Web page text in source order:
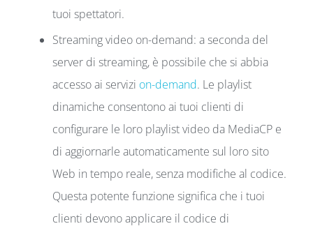
tuoi spettatori.
Streaming video on-demand: a seconda del
server di streaming, è possibile che si abbia
accesso ai servizi on-demand. Le playlist
dinamiche consentono ai tuoi clienti di
configurare le loro playlist video da MediaCP e
di aggiornarle automaticamente sul loro sito
Web in tempo reale, senza modifiche al codice.
Questa potente funzione significa che i tuoi
clienti devono applicare il codice di